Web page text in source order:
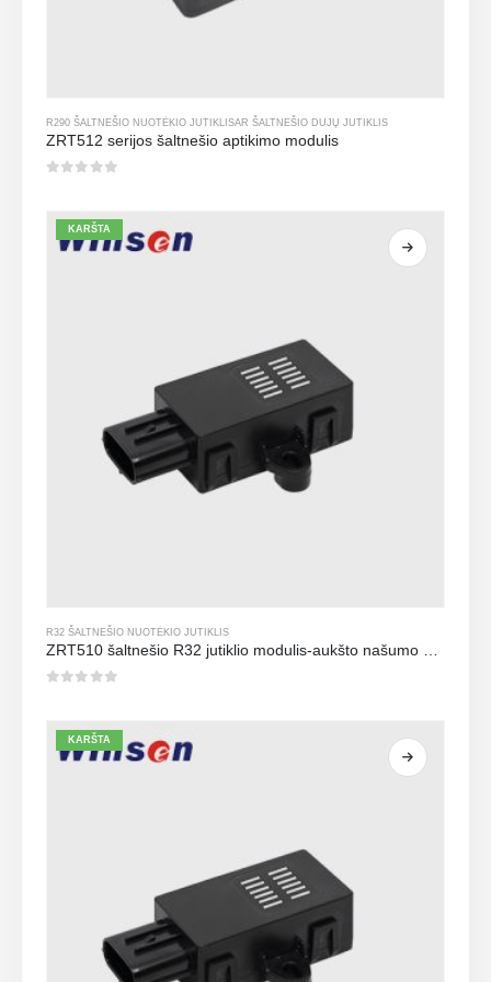
R290 ŠALTNEŠIO NUOTĖKIO JUTIKLISARŠALTNEŠIO DUJŲ JUTIKLIS
ZRT512 serijos šaltnešio aptikimo modulis
KARŠTA
R32 ŠALTNEŠIO NUOTĖKIO JUTIKLIS
ZRT510 šaltnešio R32 jutiklio modulis-aukšto našumo NDIR šaltnešio jutiklis
KARŠTA